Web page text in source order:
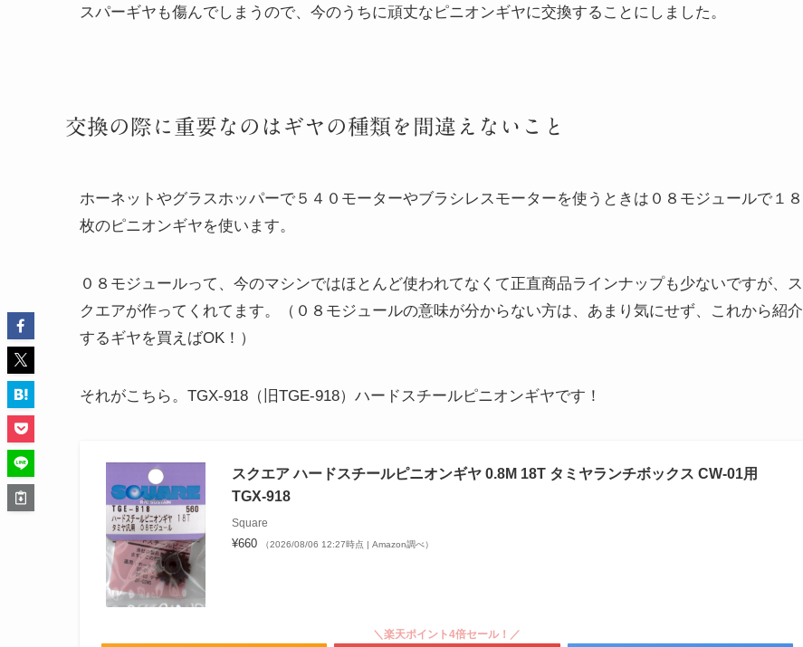
スパーギヤも傷んでしまうので、今のうちに頑丈なピニオンギヤに交換することにしました。
交換の際に重要なのはギヤの種類を間違えないこと
ホーネットやグラスホッパーで５４０モーターやブラシレスモーターを使うときは０８モジュールで１８
枚のピニオンギヤを使います。
０８モジュールって、今のマシンではほとんど使われてなくて正直商品ラインナップも少ないですが、ス
クエアが作ってくれてます。（０８モジュールの意味が分からない方は、あまり気にせず、これから紹介
するギヤを買えばOK！）
それがこちら。TGX-918（旧TGE-918）ハードスチールピニオンギヤです！
スクエア ハードスチールピニオンギヤ 0.8M 18T タミヤランチボックス CW-01用
TGX-918
Square
¥660 （2026/08/06 12:27時点 | Amazon調べ）
＼楽天ポイント4倍セール！／